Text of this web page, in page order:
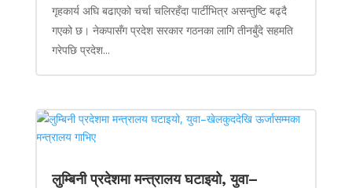
गृहकार्य अघि बढाएको चर्चा चलिरहँदा पार्टीभित्र असन्तुष्टि बढ्दै
गएको छ। नेकपासँग प्रदेश सरकार गठनका लागि तीनबुँदे सहमति
गरेपछि प्रदेश...
लुम्बिनी प्रदेशमा मन्त्रालय घटाइयो, युवा–